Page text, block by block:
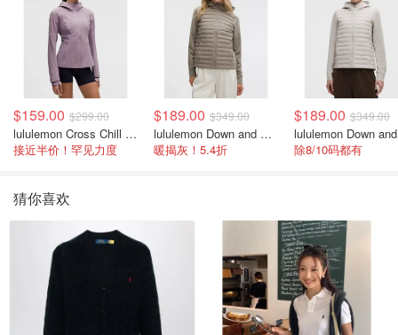
$159.00 $299.00
lululemon Cross Chill 女士运动外套
接近半价！罕见力度
$189.00 $349.00
lululemon Down and Around 羽绒夹克
暖揭灰！5.4折
$189.00 $349.00
除8/10码都有
猜你喜欢